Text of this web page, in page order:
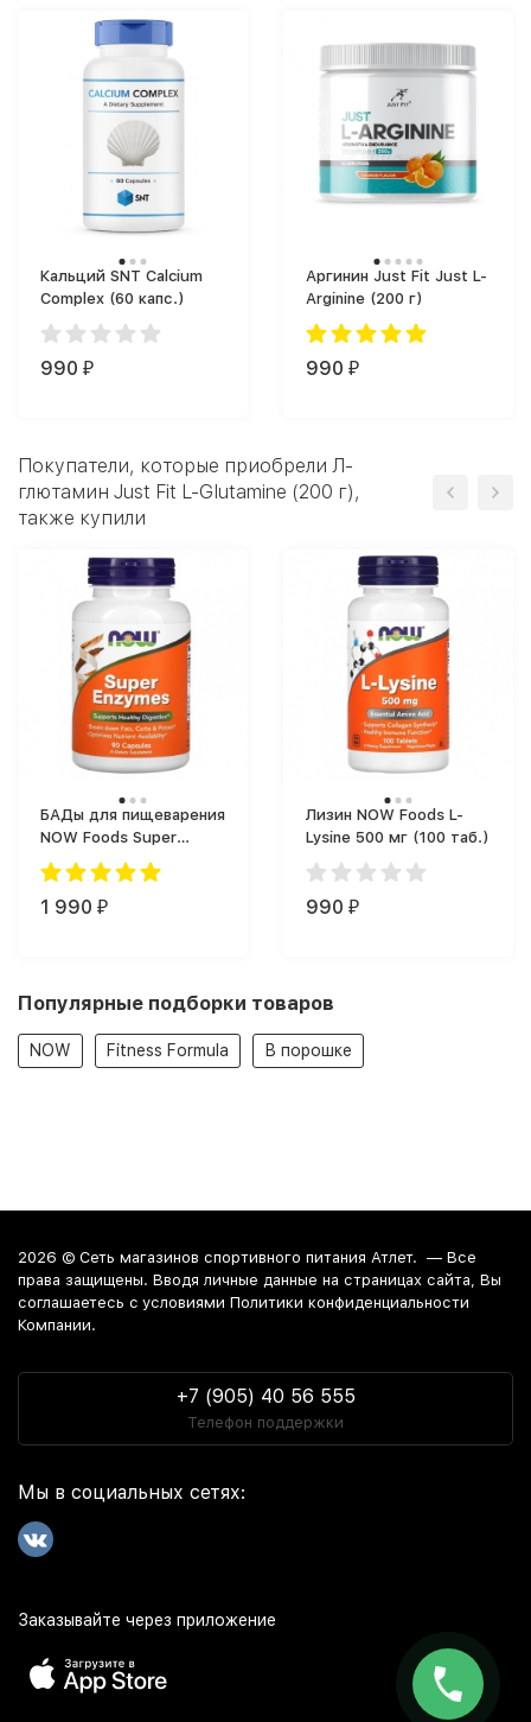
Кальций SNT Calcium
Complex (60 капс.)
990 ₽
Аргинин Just Fit Just L-
Arginine (200 г)
990 ₽
Покупатели, которые приобрели Л-
глютамин Just Fit L-Glutamine (200 г),
также купили
БАДы для пищеварения
NOW Foods Super
Enzymes (90 капс.)
1 990 ₽
Лизин NOW Foods L-
Lysine 500 мг (100 таб.)
990 ₽
Популярные подборки товаров
NOW Fitness Formula В порошке
2026 © Сеть магазинов спортивного питания Атлет. — Все
права защищены. Вводя личные данные на страницах сайта, Вы
соглашаетесь c условиями Политики конфиденциальности
Компании.
+7 (905) 40 56 555
Телефон поддержки
Мы в социальных сетях:
Заказывайте через приложение